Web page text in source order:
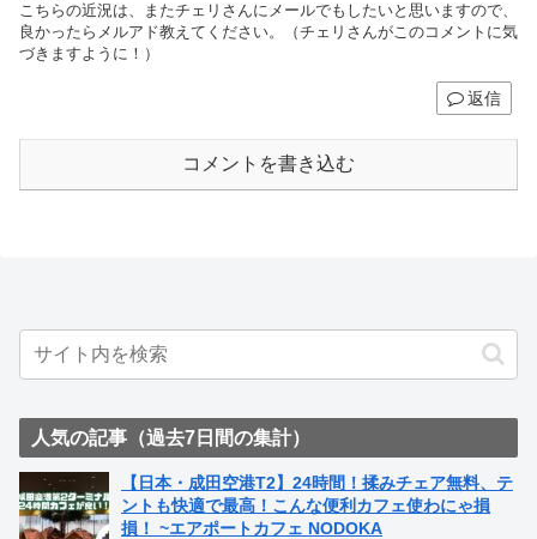
こちらの近況は、またチェリさんにメールでもしたいと思いますので、
良かったらメルアド教えてください。（チェリさんがこのコメントに気
づきますように！）
返信
コメントを書き込む
人気の記事（過去7日間の集計）
【日本・成田空港T2】24時間！揉みチェア無料、テ
ントも快適で最高！こんな便利カフェ使わにゃ損
損！ ~エアポートカフェ NODOKA